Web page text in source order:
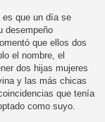
que un día se
desempeño
que ellos dos
el nombre, el
dos hijas mujeres
y las más chicas
que tenía
como suyo.